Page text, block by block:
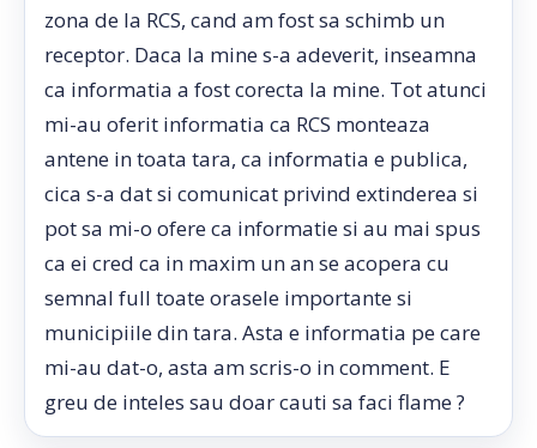
zona de la RCS, cand am fost sa schimb un
receptor. Daca la mine s-a adeverit, inseamna
ca informatia a fost corecta la mine. Tot atunci
mi-au oferit informatia ca RCS monteaza
antene in toata tara, ca informatia e publica,
cica s-a dat si comunicat privind extinderea si
pot sa mi-o ofere ca informatie si au mai spus
ca ei cred ca in maxim un an se acopera cu
semnal full toate orasele importante si
municipiile din tara. Asta e informatia pe care
mi-au dat-o, asta am scris-o in comment. E
greu de inteles sau doar cauti sa faci flame ?